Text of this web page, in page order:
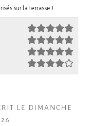
sur la terrasse !
LE DIMANCHE